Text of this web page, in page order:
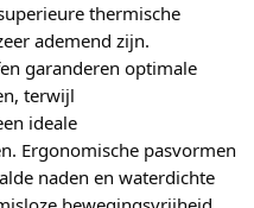
thermische
ademend zijn.
garanderen optimale
terwijl
ideale
Ergonomische pasvormen
naden en waterdichte